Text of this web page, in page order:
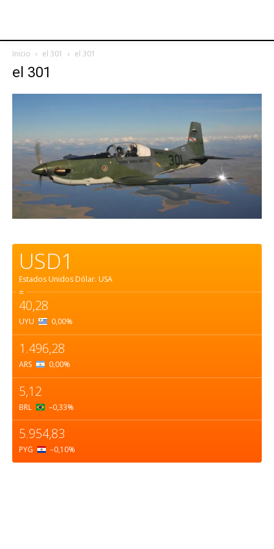
Inicio el 301 el 301
el 301
USD1
Estados Unidos Dólar. USA
=
40,28
UYU 0,00%
1.496,28
ARS 0,00%
5,12
BRL –0,33%
5.954,83
PYG –0,10%